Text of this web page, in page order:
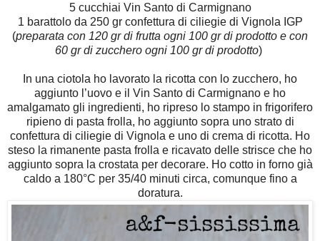
5 cucchiai Vin Santo di Carmignano
1 barattolo da 250 gr confettura di ciliegie di Vignola IGP
(preparata con 120 gr di frutta ogni 100 gr di prodotto e con
60 gr di zucchero ogni 100 gr di prodotto)
In una ciotola ho lavorato la ricotta con lo zucchero, ho
aggiunto l’uovo e il Vin Santo di Carmignano e ho
amalgamato gli ingredienti, ho ripreso lo stampo in frigorifero
ripieno di pasta frolla, ho aggiunto sopra uno strato di
confettura di ciliegie di Vignola e uno di crema di ricotta. Ho
steso la rimanente pasta frolla e ricavato delle strisce che ho
aggiunto sopra la crostata per decorare. Ho cotto in forno già
caldo a 180°C per 35/40 minuti circa, comunque fino a
doratura.